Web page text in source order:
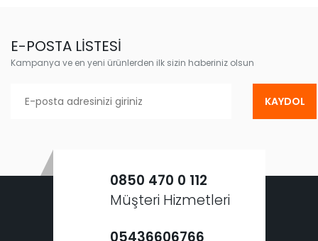
E-POSTA LİSTESİ
Kampanya ve en yeni ürünlerden ilk sizin haberiniz olsun
KAYDOL
0850 470 0 112
Müşteri Hizmetleri
05436606766